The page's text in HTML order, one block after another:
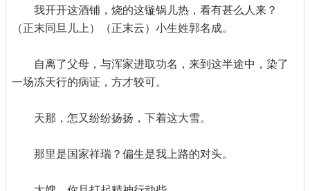
我开开这酒铺，烧的这镟锅儿热，看有甚么人来？
（正末同旦儿上）（正末云）小生姓郭名成。
自离了父母，与浑家进取功名，来到这半途中，染了
一场冻天行的病证，方才较可。
天那，怎又纷纷扬扬，下着这大雪。
那里是国家祥瑞？偏生是我上路的对头。